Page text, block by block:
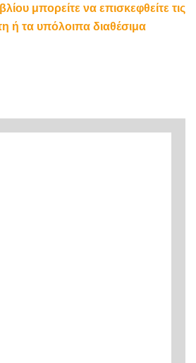
μπορείτε να επισκεφθείτε τις
ή τα υπόλοιπα διαθέσιμα